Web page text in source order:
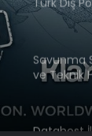
ve Teknik
Datahost
Hizmetleri